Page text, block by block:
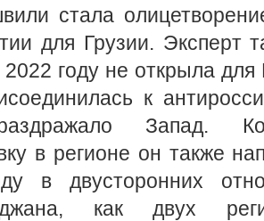
стала
для Грузии. Эксперт
2022 году не открыла
к
Запад.
в регионе он также
в двусторонних
как двух